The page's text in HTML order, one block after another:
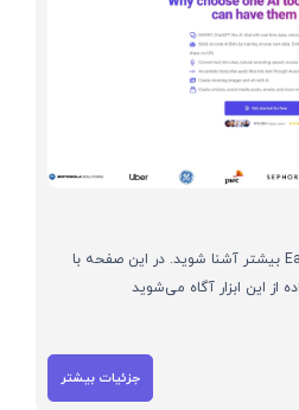
با هوش مصنوعی Easy-Peasy.AI بیشتر آشنا شوید. در این صفحه با
از این ابزار آگاه می‌شوید
جزئیات بیشتر